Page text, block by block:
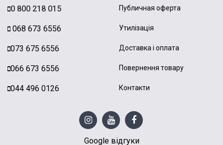
0 800 218 015
068 673 6556
073 675 6556
066 673 6556
044 496 0126
Публичная оферта
Утилізація
Доставка і оплата
Повернення товару
Контакти
Google відгуки